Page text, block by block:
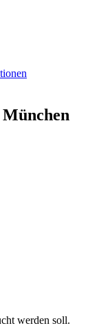
werden soll.